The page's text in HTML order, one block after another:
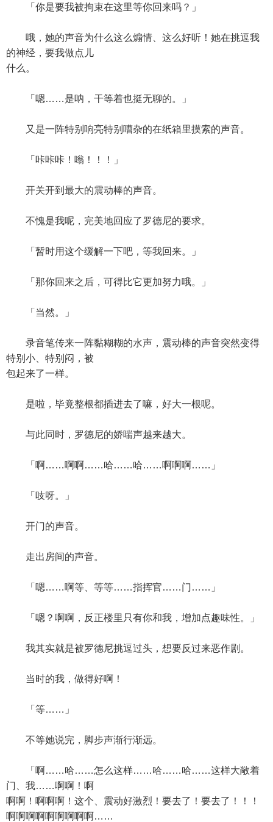
「你是要我被拘束在这里等你回来吗？」
哦，她的声音为什么这么煽情、这么好听！她在挑逗我
的神经，要我做点儿
什么。
「嗯……是呐，干等着也挺无聊的。」
又是一阵特别响亮特别嘈杂的在纸箱里摸索的声音。
「咔咔咔！嗡！！！」
开关开到最大的震动棒的声音。
不愧是我呢，完美地回应了罗德尼的要求。
「暂时用这个缓解一下吧，等我回来。」
「那你回来之后，可得比它更加努力哦。」
「当然。」
录音笔传来一阵黏糊糊的水声，震动棒的声音突然变得
特别小、特别闷，被
包起来了一样。
是啦，毕竟整根都插进去了嘛，好大一根呢。
与此同时，罗德尼的娇喘声越来越大。
「啊……啊啊……哈……哈……啊啊啊……」
「吱呀。」
开门的声音。
走出房间的声音。
「嗯……啊等、等等……指挥官……门……」
「嗯？啊啊，反正楼里只有你和我，增加点趣味性。」
我其实就是被罗德尼挑逗过头，想要反过来恶作剧。
当时的我，做得好啊！
「等……」
不等她说完，脚步声渐行渐远。
「啊……哈……怎么这样……哈……哈……这样大敞着
门、我……啊啊！啊
啊啊！啊啊啊！这个、震动好激烈！要去了！要去了！！！
啊啊啊啊啊啊啊啊啊……